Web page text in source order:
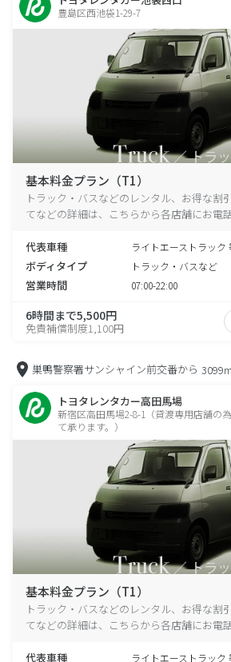
豊島区西池袋1-29-7
基本料金プラン（T1）
トラック・バスなどのレンタル、お得な割
てなどの詳細は、こちらから各店舗にお電
代表車種 ライトエーストラック
ボディタイプ トラック・バスなど
営業時間 07:00-22:00
6時間まで5,500円
免責補償制度1,100円
巣鴨警察署サンシャイン前交番から 3099m
トヨタレンタカー高田馬場
新宿区高田馬場2-8-1（貸渡専用店舗の
て承ります。）
基本料金プラン（T1）
トラック・バスなどのレンタル、お得な割
てなどの詳細は、こちらから各店舗にお電
代表車種 ライトエーストラック